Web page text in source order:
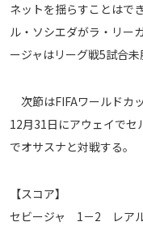
ネットを揺らすことはで
ル・ソシエダがラ・リー
ージャはリーグ戦5試合未
次節はFIFAワールドカ
12月31日にアウェイでセ
でオサスナと対戦する。
【スコア】
セビージャ 1－2 レア